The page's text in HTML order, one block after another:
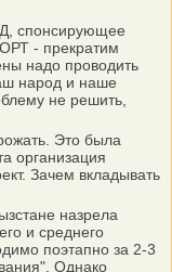
спонсирующее
- прекратим
надо проводить
народ и наше
не решить,
Это была
организация
Зачем вкладывать
назрела
и среднего
поэтапно за 2-3
Однако